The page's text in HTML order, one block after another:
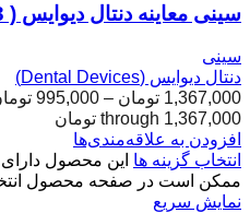
سینی معاینه دنتال دیوایس ( 3سایز )
سینی
دنتال دیوایس (Dental Devices)
1,367,000 تومان –
995,000
through 1,367,000 تومان
افزودن به علاقه‌مندی‌ها
انتخاب گزینه ها این محصول دارای
ممکن است در صفحه محصول
نمایش سریع